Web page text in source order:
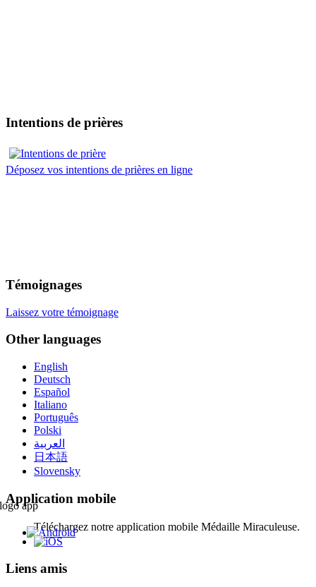
Intentions de prières
Déposez vos intentions de prières en ligne
Témoignages
Laissez votre témoignage
Other languages
English
Deutsch
Español
Italiano
Português
Polski
العربية
日本語
Slovensky
Application mobile
Téléchargez notre application mobile Médaille Miraculeuse.
Liens amis